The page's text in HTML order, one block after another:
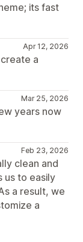
its fast
Apr 12, 2026
a
Mar 25, 2026
years now
Feb 23, 2026
clean and
us to easily
a result, we
a